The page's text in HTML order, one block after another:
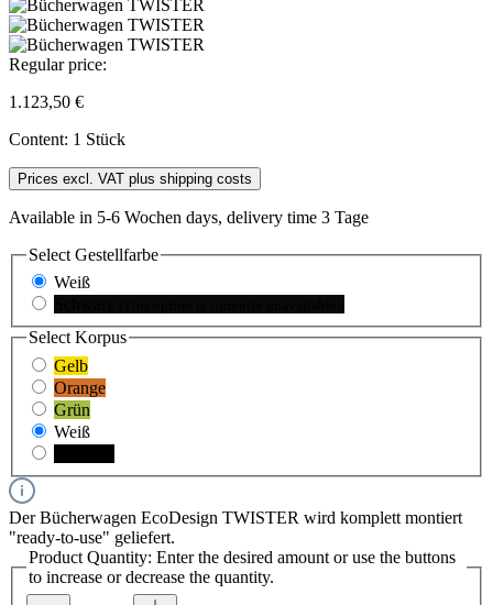
Regular price:
1.123,50 €
Content: 1 Stück
Prices excl. VAT plus shipping costs
Available in 5-6 Wochen days, delivery time 3 Tage
Select Gestellfarbe
Weiß
SelectKorpus
Gelb
Orange
Grün
Weiß
Der Bücherwagen EcoDesign TWISTER wird komplett montiert
"ready-to-use" geliefert.
Product Quantity: Enter the desired amount or use the buttons
to increase or decrease the quantity.